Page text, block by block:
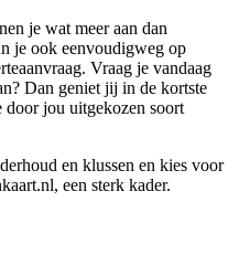
je wat meer aan dan
je ook eenvoudigweg op
Vraag je vandaag
Dan geniet jij in de kortste
jou uitgekozen soort
en klussen en kies voor
een sterk kader.